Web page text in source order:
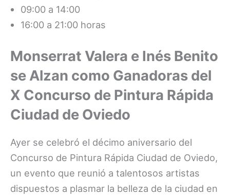
09:00 a 14:00
16:00 a 21:00 horas
Monserrat Valera e Inés Benito
se Alzan como Ganadoras del
X Concurso de Pintura Rápida
Ciudad de Oviedo
Ayer se celebró el décimo aniversario del
Concurso de Pintura Rápida Ciudad de Oviedo,
un evento que reunió a talentosos artistas
dispuestos a plasmar la belleza de la ciudad en